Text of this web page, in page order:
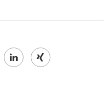
Share Share